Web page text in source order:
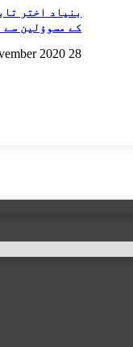
بنیاد اختر
کے مسوؤلین سے
28 November 2020